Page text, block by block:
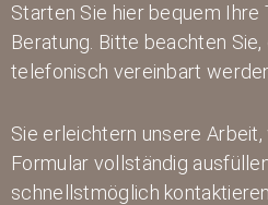
Starten Sie hier bequem Ihre
Beratung. Bitte beachten
telefonisch vereinbart
Sie erleichtern unsere
Formular vollständig
schnellstmöglich kontaktieren.